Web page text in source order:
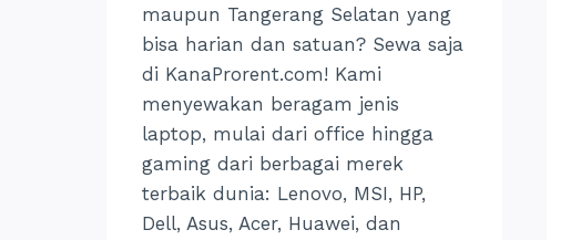
maupun Tangerang Selatan yang
bisa harian dan satuan? Sewa saja
di KanaProrent.com! Kami
menyewakan beragam jenis
laptop, mulai dari office hingga
gaming dari berbagai merek
terbaik dunia: Lenovo, MSI, HP,
Dell, Asus, Acer, Huawei, dan